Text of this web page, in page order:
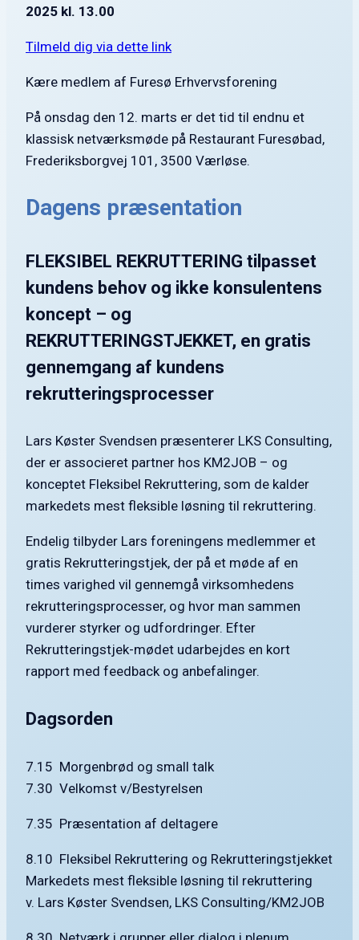
2025 kl. 13.00
Tilmeld dig via dette link
Kære medlem af Furesø Erhvervsforening
På onsdag den 12. marts er det tid til endnu et
klassisk netværksmøde på Restaurant Furesøbad,
Frederiksborgvej 101, 3500 Værløse.
Dagens præsentation
FLEKSIBEL REKRUTTERING tilpasset
kundens behov og ikke konsulentens
koncept – og
REKRUTTERINGSTJEKKET, en gratis
gennemgang af kundens
rekrutteringsprocesser
Lars Køster Svendsen præsenterer LKS Consulting,
der er associeret partner hos KM2JOB – og
konceptet Fleksibel Rekruttering, som de kalder
markedets mest fleksible løsning til rekruttering.
Endelig tilbyder Lars foreningens medlemmer et
gratis Rekrutteringstjek, der på et møde af en
times varighed vil gennemgå virksomhedens
rekrutteringsprocesser, og hvor man sammen
vurderer styrker og udfordringer. Efter
Rekrutteringstjek-mødet udarbejdes en kort
rapport med feedback og anbefalinger.
Dagsorden
7.15 Morgenbrød og small talk
7.30 Velkomst v/Bestyrelsen
7.35 Præsentation af deltagere
8.10 Fleksibel Rekruttering og Rekrutteringstjekket
Markedets mest fleksible løsning til rekruttering
v. Lars Køster Svendsen, LKS Consulting/KM2JOB